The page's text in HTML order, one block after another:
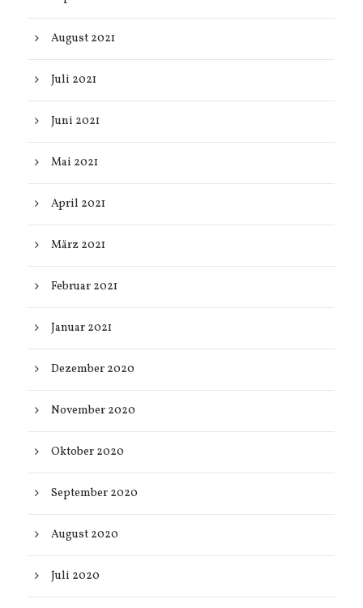
August 2021
Juli 2021
Juni 2021
Mai 2021
April 2021
März 2021
Februar 2021
Januar 2021
Dezember 2020
November 2020
Oktober 2020
September 2020
August 2020
Juli 2020